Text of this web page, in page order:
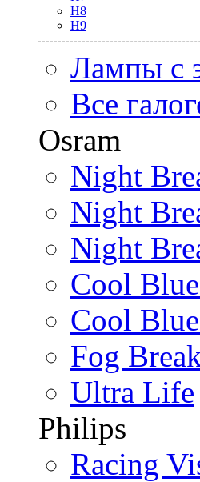
H8
H9
Лампы с
Все
Osram
Night
Night
Night
Cool
Cool
Fog
Ultra Life
Philips
Racing